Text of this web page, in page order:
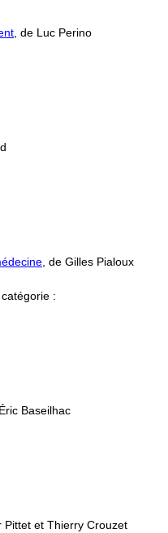
, de Luc Perino
, de Gilles Pialoux
:
Baseilhac
Pittet et Thierry Crouzet